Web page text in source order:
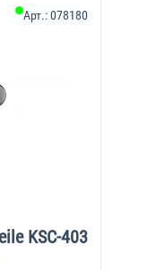
KSC-403
Арт.:078180